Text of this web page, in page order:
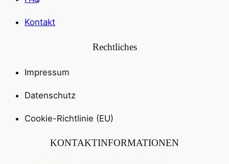
Kontakt
Rechtliches
Impressum
Datenschutz
Cookie-Richtlinie (EU)
KONTAKTINFORMATIONEN